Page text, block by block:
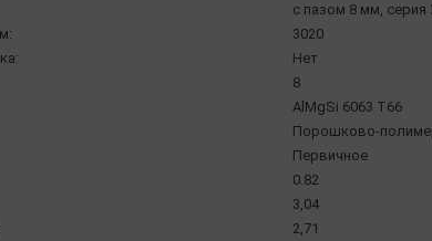
с пазом 8 мм, серия
3020
Нет
8
AlMgSi 6063 Т66
Порошково-
Первичное
0.82
3,04
2,71